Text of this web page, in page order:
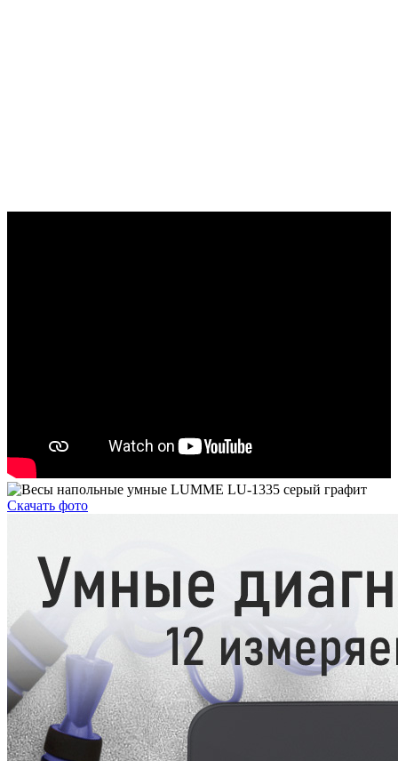
Скачать фото